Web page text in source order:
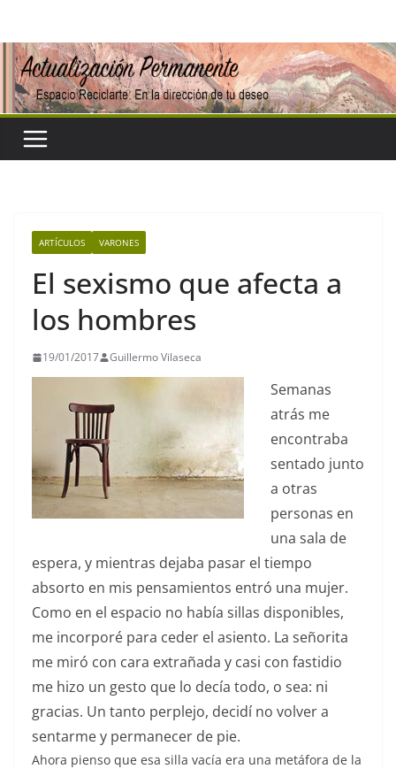
contenido
ARTÍCULOS VARONES
El sexismo que afecta a
los hombres
19/01/2017 Guillermo Vilaseca
Semanas
atrás me
encontraba
sentado junto
a otras
personas en
una sala de
espera, y mientras dejaba pasar el tiempo
absorto en mis pensamientos entró una mujer.
Como en el espacio no había sillas disponibles,
me incorporé para ceder el asiento. La señorita
me miró con cara extrañada y casi con fastidio
me hizo un gesto que lo decía todo, o sea: ni
gracias. Un tanto perplejo, decidí no volver a
sentarme y permanecer de pie.
Ahora pienso que esa silla vacía era una metáfora de la